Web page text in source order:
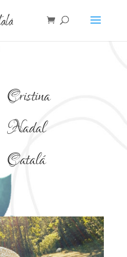
Cristina
Nadal
Catalá